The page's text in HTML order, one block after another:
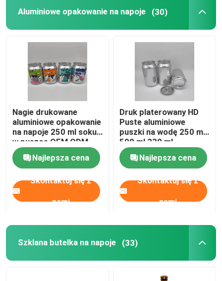
Maszyna do pakowania napojów
gazowana maszyna do napełniania
Aluminiowa puszka piwa
Preformy z tworzyw sztucznych PET
Papierowa torba do pakowania żywności
Biodegradowalne papierowe opakowania do żywności
Aluminiowe opakowanie na napoje (30)
Nagie drukowane
aluminiowe opakowanie
na napoje 250 ml soku
w puszce OEM ODM
Najlepsza cena
Skontaktuj się z
nami
Druk platerowany HD
Puste aluminiowe
puszki na wodę 250 ml
500 ml 330 ml
Najlepsza cena
Skontaktuj się z
nami
Szklana butelka na napoje (33)